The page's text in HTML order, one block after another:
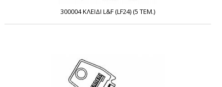
300004 ΚΛΕΙΔΙ L&F (LF24) (5 ΤΕΜ.)